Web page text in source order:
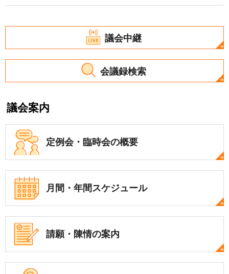
議会中継
会議録検索
議会案内
定例会・ 臨時会の概要
月間・年間 スケジュール
請願・陳情の案内